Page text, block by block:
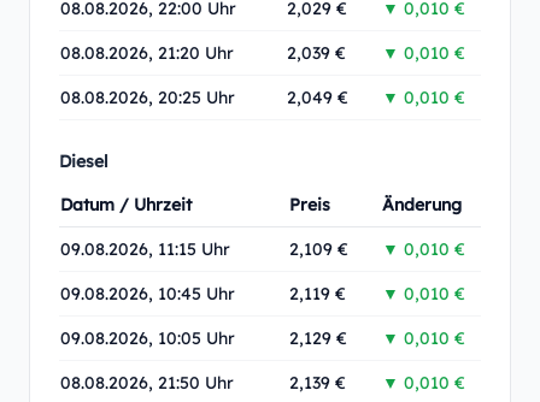
08.08.2026, 22:00 Uhr 2,029 € ▼ 0,010 €
08.08.2026, 21:20 Uhr 2,039 € ▼ 0,010 €
08.08.2026, 20:25 Uhr 2,049 € ▼ 0,010 €
Diesel
Datum / Uhrzeit
Preis Änderung
09.08.2026, 11:15 Uhr 2,109 € ▼ 0,010 €
09.08.2026, 10:45 Uhr 2,119 € ▼ 0,010 €
09.08.2026, 10:05 Uhr 2,129 € ▼ 0,010 €
08.08.2026, 21:50 Uhr 2,139 € ▼ 0,010 €